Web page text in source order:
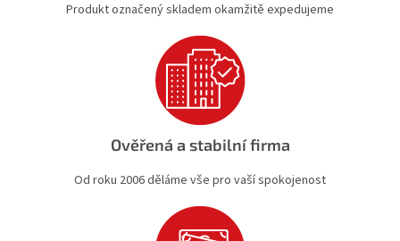
s
u
Produkt označený skladem okamžitě expedujeme
Ověřená a stabilní firma
Od roku 2006 děláme vše pro vaší spokojenost